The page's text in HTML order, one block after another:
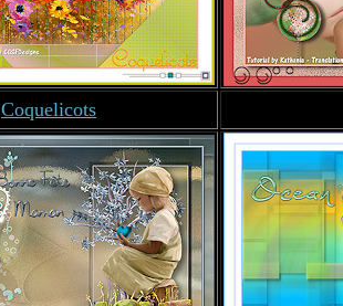
Coquelicots